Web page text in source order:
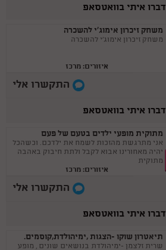
דברו איתי בוואטסאפ
משחק זיכרון אימוג'י להשכרה
משחק זיכרון אימוג'י להשכרה
איזורים: מרכז
התקשרו אלי
דברו איתי בוואטסאפ
מתוקית מופעי ילדים בטעם של פעם
אני מתרגשת מהזכות לשמח את ילדכם. וכשהכל
יהיה מאחורינו אבוא לקבל ולתת חיבוק באהבה
מתוקית
איזורים: מרכז
התקשרו אלי
דברו איתי בוואטסאפ
תיאטרון שוקו -הצגות ,ימיהולדת,קוסמים.
שרית זלצמן -ימיהולדת בנושאים שונים , מופע